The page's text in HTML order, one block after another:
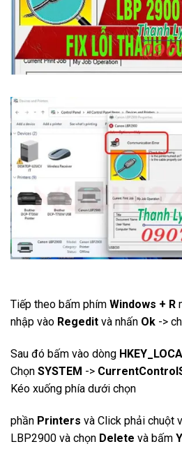
Tiếp theo bấm phím Windows + R
nhập vào Regedit và nhấn Ok ->
Sau đó bấm vào dòng
Chọn SYSTEM ->
Kéo xuống phía dưới chọn
phần Printers và Click phải chuột
LBP2900 và chọn Delete và bấm